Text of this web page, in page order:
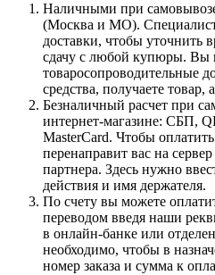
Наличными при
(Москва и МО). Специалист
доставки, чтобы уточнить
сдачу с любой купюры. Вы
товаросопроводительные
средства, получаете товар,
Безналичный расчет при
интернет-магазине: СБП,
MasterCard. Чтобы
перенаправит вас на
партнера. Здесь нужно
действия и имя держателя.
По счету вы можете
переводом введя наши
в онлайн-банке или
необходимо, чтобы в
номер заказа и сумма к